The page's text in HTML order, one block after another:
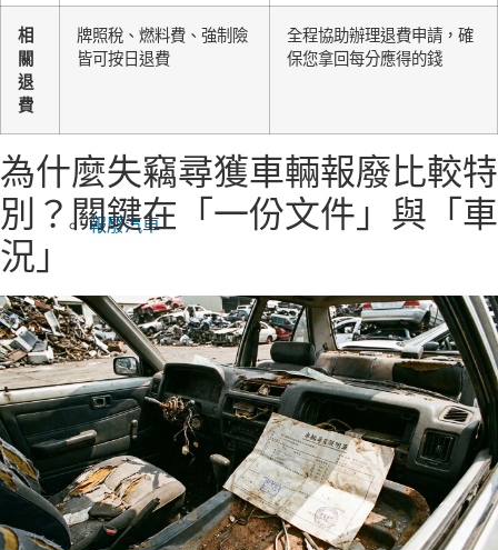
報廢汽車
相
關
退
費
牌照稅、燃料費、強制險
皆可按日退費
全程協助辦理退費申請，確
保您拿回每分應得的錢
為什麼失竊尋獲車輛報廢比較特
別？關鍵在「一份文件」與「車
況」